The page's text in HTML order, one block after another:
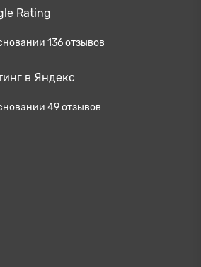
Rating
136отзывов
в Яндекс
49отзывов